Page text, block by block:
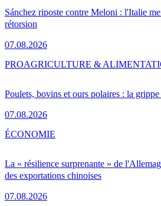
Sánchez riposte contre Meloni : l'Italie
rétorsion
07.08.2026
Poulets, bovins et ours polaires : la
07.08.2026
PROAGRICULTURE &
La « résilience surprenante » de
des exportations chinoises
07.08.2026
ÉCONOMIE